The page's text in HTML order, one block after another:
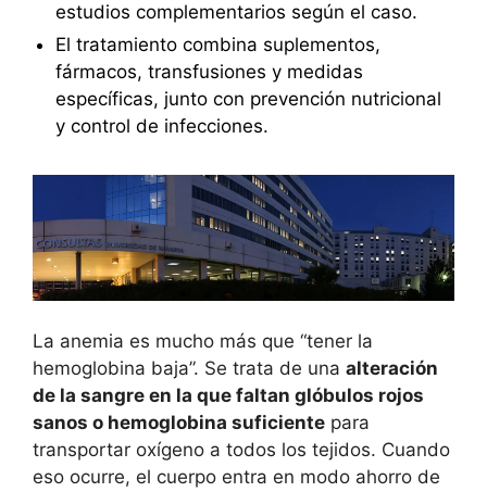
estudios complementarios según el caso.
El tratamiento combina suplementos,
fármacos, transfusiones y medidas
específicas, junto con prevención nutricional
y control de infecciones.
La anemia es mucho más que “tener la
hemoglobina baja”. Se trata de una alteración
de la sangre en la que faltan glóbulos rojos
sanos o hemoglobina suficiente para
transportar oxígeno a todos los tejidos. Cuando
eso ocurre, el cuerpo entra en modo ahorro de